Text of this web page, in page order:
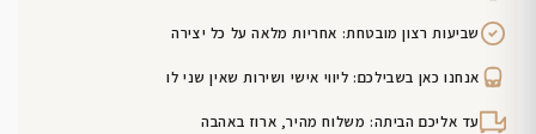
שביעות רצון מובטחת: אחריות מלאה על כל יצירה
אנחנו כאן בשבילכם: ליווי אישי ושירות שאין שני לו
עד אליכם הביתה: משלוח מהיר, ארוז באהבה